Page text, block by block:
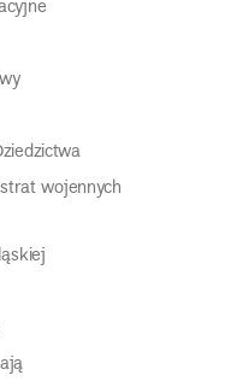
wojennych